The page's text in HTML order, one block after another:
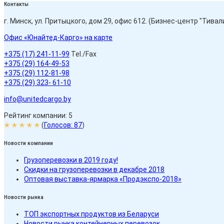
Контакты
г. Минск, ул. Притыцкого, дом 29, офис 612. (Бизнес-центр
Офис «Юнайтед-Карго» на карте
+375 (17) 241-11-99 Tel./Fax
+375 (29) 164-49-53
+375 (29) 112-81-98
+375 (29) 323- 61-10
info@unitedcargo.by
Рейтинг компании: 5
✭ ✭ ✭ ✭ ✭ (Голосов: 87)
Новости компании
Грузоперевозки в 2019 году!
Скидки на грузоперевозки в декабре 2018
Оптовая выставка-ярмарка «Продэкспо-2018»
Новости рынка
ТОП экспортных продуктов из Беларуси